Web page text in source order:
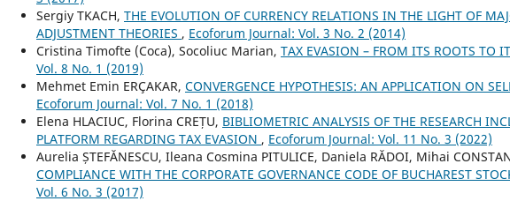
Sergiy TKACH, THE EVOLUTION OF CURRENCY RELATIONS IN THE LIGHT OF
ADJUSTMENT THEORIES , Ecoforum Journal: Vol. 3 No. 2 (2014)
Cristina Timofte (Coca), Socoliuc Marian, TAX EVASION – FROM ITS ROOTS TO
Vol. 8 No. 1 (2019)
Mehmet Emin ERÇAKAR, CONVERGENCE HYPOTHESIS: AN APPLICATION ON
Ecoforum Journal: Vol. 7 No. 1 (2018)
Elena HLACIUC, Florina CREȚU, BIBLIOMETRIC ANALYSIS OF THE RESEARCH
PLATFORM REGARDING TAX EVASION , Ecoforum Journal: Vol. 11 No. 3 (2022)
Aurelia ȘTEFĂNESCU, Ileana Cosmina PITULICE, Daniela RĂDOI, Mihai
COMPLIANCE WITH THE CORPORATE GOVERNANCE CODE OF BUCHAREST
Vol. 6 No. 3 (2017)